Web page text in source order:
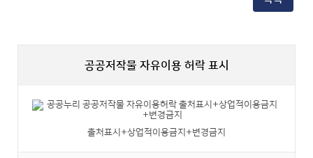
공공저작물 자유이용 허락 표시
출처표시+상업적이용금지+변경금지